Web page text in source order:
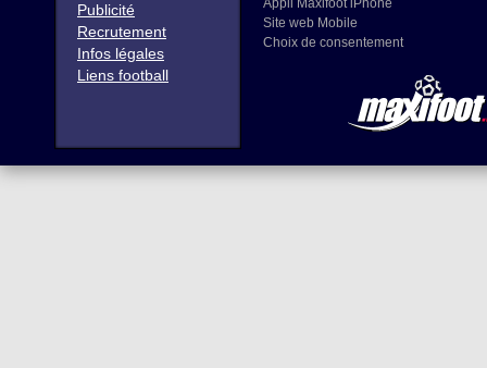
Publicité
Recrutement
Infos légales
Liens football
Appli Maxifoot iPhone
Site web Mobile
Choix de consentement